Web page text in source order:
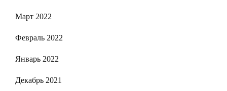
Март 2022
Февраль 2022
Январь 2022
Декабрь 2021